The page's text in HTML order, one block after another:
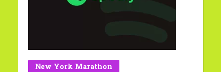
New York Marathon